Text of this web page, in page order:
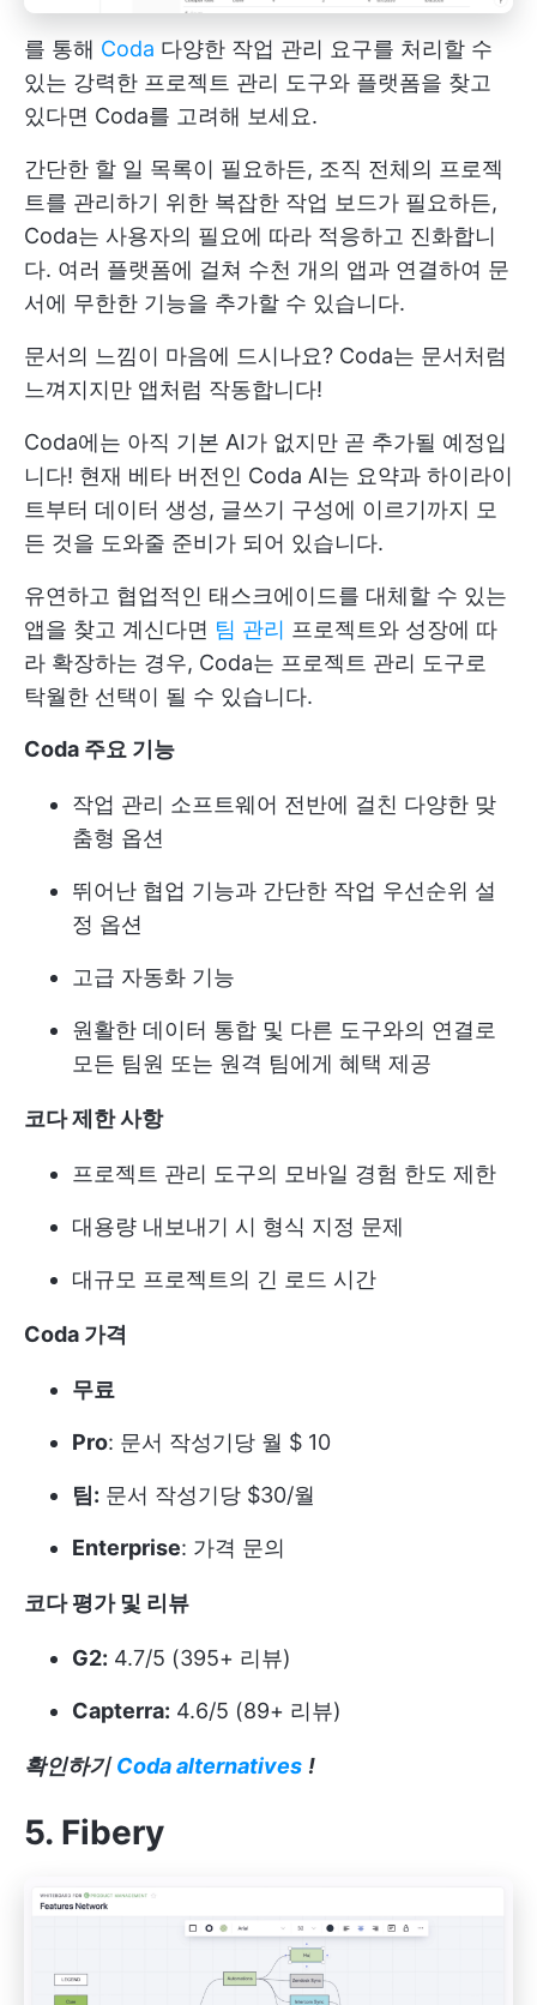
를 통해 Coda 다양한 작업 관리 요구를 처리할 수
있는 강력한 프로젝트 관리 도구와 플랫폼을 찾고
있다면 Coda를 고려해 보세요.
간단한 할 일 목록이 필요하든, 조직 전체의 프로젝
트를 관리하기 위한 복잡한 작업 보드가 필요하든,
Coda는 사용자의 필요에 따라 적응하고 진화합니
다. 여러 플랫폼에 걸쳐 수천 개의 앱과 연결하여 문
서에 무한한 기능을 추가할 수 있습니다.
문서의 느낌이 마음에 드시나요? Coda는 문서처럼
느껴지지만 앱처럼 작동합니다!
Coda에는 아직 기본 AI가 없지만 곧 추가될 예정입
니다! 현재 베타 버전인 Coda AI는 요약과 하이라이
트부터 데이터 생성, 글쓰기 구성에 이르기까지 모
든 것을 도와줄 준비가 되어 있습니다.
유연하고 협업적인 태스크에이드를 대체할 수 있는
앱을 찾고 계신다면 팀 관리 프로젝트와 성장에 따
라 확장하는 경우, Coda는 프로젝트 관리 도구로
탁월한 선택이 될 수 있습니다.
Coda 주요 기능
작업 관리 소프트웨어 전반에 걸친 다양한 맞
춤형 옵션
뛰어난 협업 기능과 간단한 작업 우선순위 설
정 옵션
고급 자동화 기능
원활한 데이터 통합 및 다른 도구와의 연결로
모든 팀원 또는 원격 팀에게 혜택 제공
코다 제한 사항
프로젝트 관리 도구의 모바일 경험 한도 제한
대용량 내보내기 시 형식 지정 문제
대규모 프로젝트의 긴 로드 시간
Coda 가격
무료
Pro: 문서 작성기당 월 $ 10
팀: 문서 작성기당 $30/월
Enterprise: 가격 문의
코다 평가 및 리뷰
G2: 4.7/5 (395+ 리뷰)
Capterra: 4.6/5 (89+ 리뷰)
확인하기 Coda alternatives !
5. Fibery